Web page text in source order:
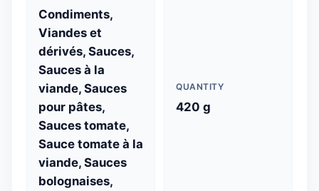
Condiments,
Viandes et
dérivés, Sauces,
Sauces à la
viande, Sauces
pour pâtes,
Sauces tomate,
Sauce tomate à la
viande, Sauces
bolognaises,
QUANTITY
420 g